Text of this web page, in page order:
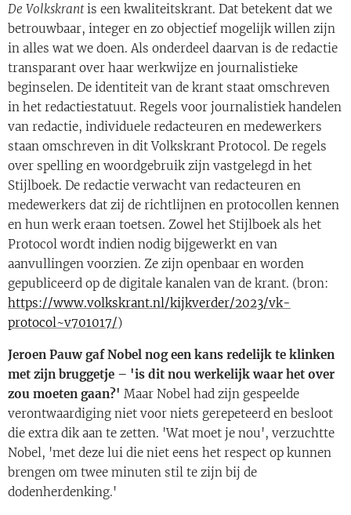
De Volkskrantis een kwaliteitskrant. Dat betekent dat we
betrouwbaar, integer en zo objectief mogelijk willen zijn
in alles wat we doen. Als onderdeel daarvan is de redactie
transparant over haar werkwijze en journalistieke
beginselen. De identiteit van de krant staat omschreven
in het redactiestatuut. Regels voor journalistiek handelen
van redactie, individuele redacteuren en medewerkers
staan omschreven in dit Volkskrant Protocol. De regels
over spelling en woordgebruik zijn vastgelegd in het
Stijlboek. De redactie verwacht van redacteuren en
medewerkers dat zij de richtlijnen en protocollen kennen
en hun werk eraan toetsen. Zowel het Stijlboek als het
Protocol wordt indien nodig bijgewerkt en van
aanvullingen voorzien. Ze zijn openbaar en worden
gepubliceerd op de digitale kanalen van de krant. (bron:
https://www.volkskrant.nl/kijkverder/2023/vk-
protocol~v701017/)
Jeroen Pauw gaf Nobel nog een kans redelijk te klinken
met zijn bruggetje – 'is dit nou werkelijk waar het over
zou moeten gaan?' Maar Nobel had zijn gespeelde
verontwaardiging niet voor niets gerepeteerd en besloot
die extra dik aan te zetten. 'Wat moet je nou', verzuchtte
Nobel, 'met deze lui die niet eens het respect op kunnen
brengen om twee minuten stil te zijn bij de
dodenherdenking.'